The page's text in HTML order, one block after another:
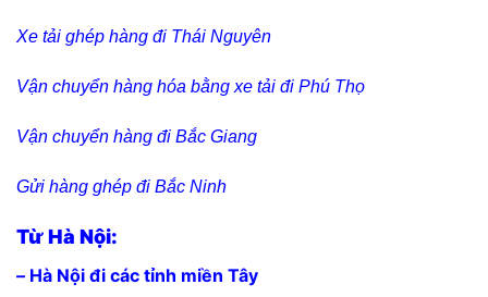
Xe tải ghép hàng đi Thái Nguyên
Vận chuyển hàng hóa bằng xe tải đi Phú Thọ
Vận chuyển hàng đi Bắc Giang
Gửi hàng ghép đi Bắc Ninh
Từ Hà Nội:
– Hà Nội đi các tỉnh miền Tây